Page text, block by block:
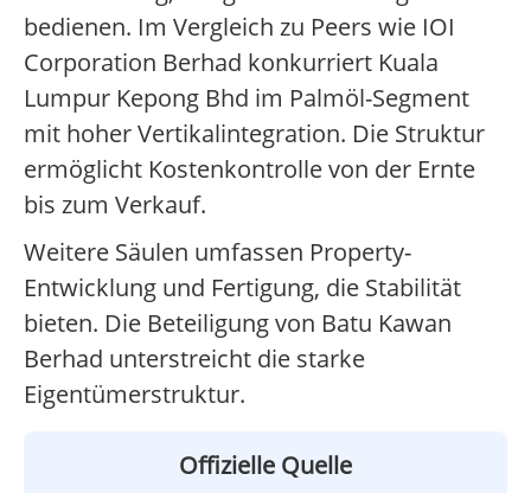
bedienen. Im Vergleich zu Peers wie IOI
Corporation Berhad konkurriert Kuala
Lumpur Kepong Bhd im Palmöl-Segment
mit hoher Vertikalintegration. Die Struktur
ermöglicht Kostenkontrolle von der Ernte
bis zum Verkauf.
Weitere Säulen umfassen Property-
Entwicklung und Fertigung, die Stabilität
bieten. Die Beteiligung von Batu Kawan
Berhad unterstreicht die starke
Eigentümerstruktur.
Offizielle Quelle